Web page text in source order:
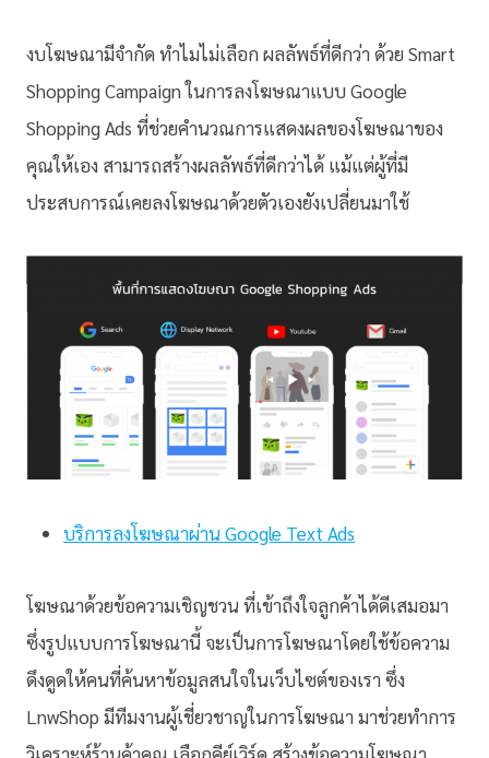
งบโฆษณามีจำกัด ทำไมไม่เลือก ผลลัพธ์ที่ดีกว่า ด้วย Smart
Shopping Campaign ในการลงโฆษณาแบบ Google
Shopping Ads ที่ช่วยคำนวณการแสดงผลของโฆษณาของ
คุณให้เอง สามารถสร้างผลลัพธ์ที่ดีกว่าได้ แม้แต่ผู้ที่มี
ประสบการณ์เคยลงโฆษณาด้วยตัวเองยังเปลี่ยนมาใช้
บริการลงโฆษณาผ่าน Google Text Ads
โฆษณาด้วยข้อความเชิญชวน ที่เข้าถึงใจลูกค้าได้ดีเสมอมา
ซึ่งรูปแบบการโฆษณานี้ จะเป็นการโฆษณาโดยใช้ข้อความ
ดึงดูดให้คนที่ค้นหาข้อมูลสนใจในเว็บไซต์ของเรา ซึ่ง
LnwShop มีทีมงานผู้เชี่ยวชาญในการโฆษณา มาช่วยทำการ